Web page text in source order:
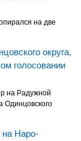
на две
округа,
голосовании
на Радужной
Одинцовского
на Наро-